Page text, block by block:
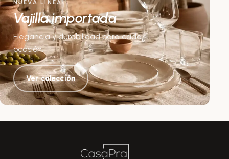
NUEVA LÍNEA
Vajilla importada
Elegancia y durabilidad para cada
ocasión.
Ver colección